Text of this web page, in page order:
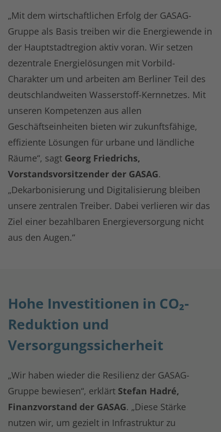
„Mit dem wirtschaftlichen Erfolg der GASAG-
Gruppe als Basis treiben wir die Energiewende in
der Hauptstadtregion aktiv voran. Wir setzen
dezentrale Energielösungen mit Vorbild-
Charakter um und arbeiten am Berliner Teil des
deutschlandweiten Wasserstoff-Kernnetzes. Mit
unseren Kompetenzen aus allen
Geschäftseinheiten bieten wir zukunftsfähige,
effiziente Lösungen für urbane und ländliche
Räume“, sagt Georg Friedrichs,
Vorstandsvorsitzender der GASAG.
„Dekarbonisierung und Digitalisierung bleiben
unsere zentralen Treiber. Dabei verlieren wir das
Ziel einer bezahlbaren Energieversorgung nicht
aus den Augen.“
Hohe Investitionen in CO₂-
Reduktion und
Versorgungssicherheit
„Wir haben wieder die Resilienz der GASAG-
Gruppe bewiesen“, erklärt Stefan Hadré,
Finanzvorstand der GASAG. „Diese Stärke
nutzen wir, um gezielt in Infrastruktur zu